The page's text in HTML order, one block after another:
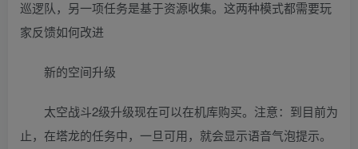
巡逻队，另一项任务是基于资源收集。这两种模式都需要玩
家反馈如何改进
新的空间升级
太空战斗2级升级现在可以在机库购买。注意：到目前为
止，在塔龙的任务中，一旦可用，就会显示语音气泡提示。